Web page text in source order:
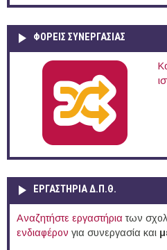
ΦΟΡΕΙΣ ΣΥΝΕΡΓΑΣΙΑΣ
ΕΡΓΑΣΤΗΡΙΑ Δ.Π.Θ.
Αναζητήστε εργαστήρια των
ενδιαφέρον για συνεργασία και